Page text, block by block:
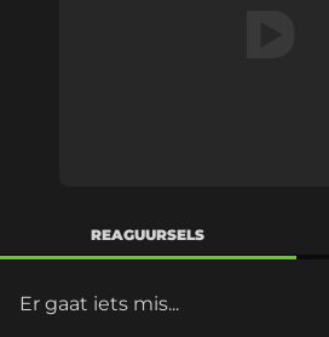
REAGUURSELS
Er gaat iets mis...